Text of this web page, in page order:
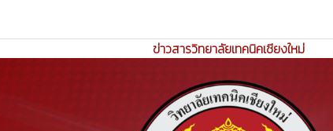
ข่าวสารวิทยาลัยเทคนิคเชียงใหม่